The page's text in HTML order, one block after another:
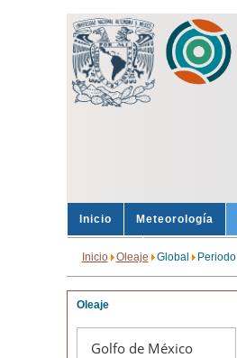
Inicio Meteorología
Sondeos Alertas
Inicio Oleaje Global Periodo
Oleaje
Golfo de México